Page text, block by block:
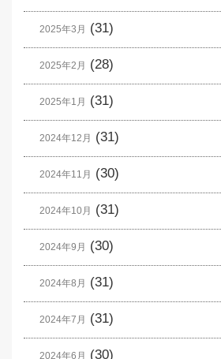
2025年3月 (31)
2025年2月 (28)
2025年1月 (31)
2024年12月 (31)
2024年11月 (30)
2024年10月 (31)
2024年9月 (30)
2024年8月 (31)
2024年7月 (31)
2024年6月 (30)